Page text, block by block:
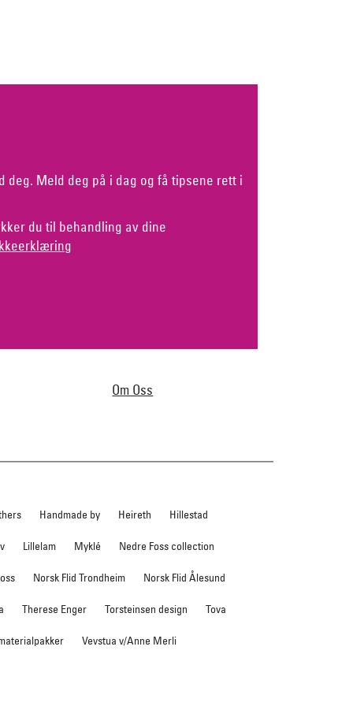
deg. Meld deg på i dag og få tipsene rett i
du til behandling av dine
Om Oss
Handmade by Heireth Hillestad
Lillelam Myklé Nedre Foss collection
Norsk Flid Trondheim Norsk Flid Ålesund
Therese Enger Torsteinsen design Tova
Vevstua v/Anne Merli